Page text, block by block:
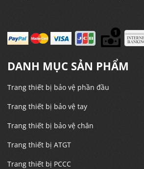
DANH MỤC SẢN PHẨM
Trang thiết bị bảo vệ phần đầu
Trang thiết bị bảo vệ tay
Trang thiết bị bảo vệ chân
Trang thiết bị ATGT
Trang thiết bị PCCC